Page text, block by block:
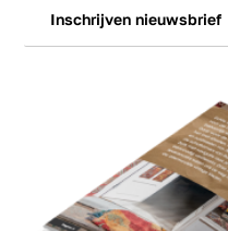
Inschrijven nieuwsbrief